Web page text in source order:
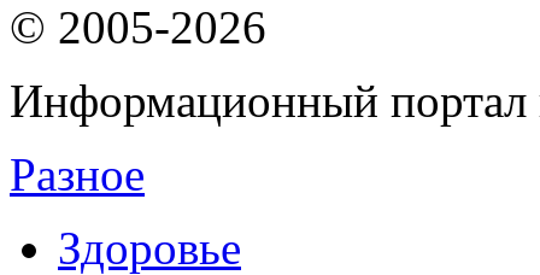
© 2005-2026
Информационный портал
Разное
Здоровье